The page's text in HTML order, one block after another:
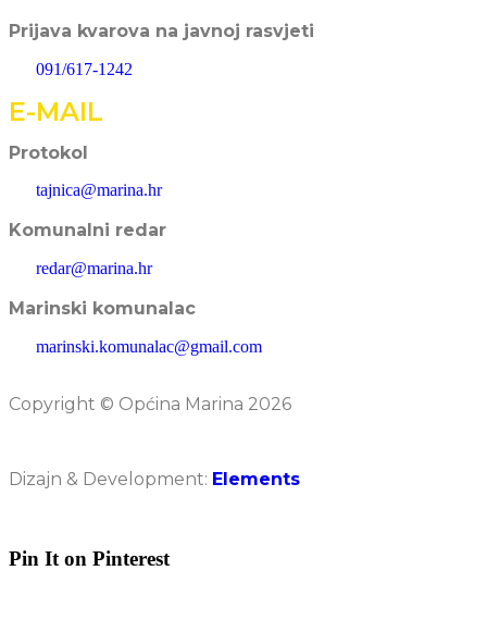
Prijava kvarova na javnoj rasvjeti
091/617-1242
E-MAIL
Protokol
tajnica@marina.hr
Komunalni redar
redar@marina.hr
Marinski komunalac
marinski.komunalac@gmail.com
Copyright © Općina Marina 2026
Dizajn & Development: Elements
Pin It on Pinterest